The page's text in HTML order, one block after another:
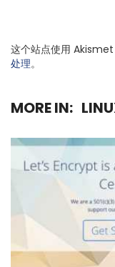
这个站点使用 Akismet
处理。
MORE IN: